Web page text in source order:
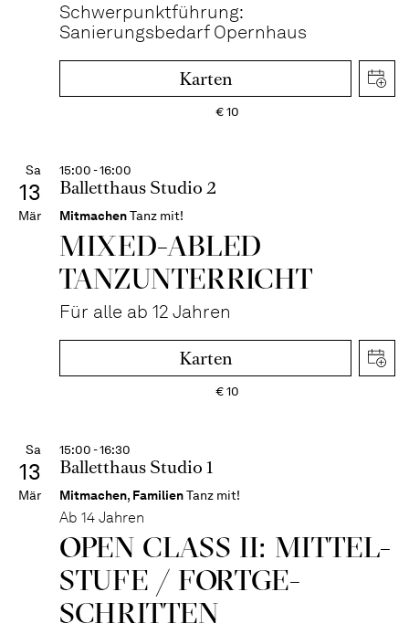
Schwerpunktführung:
Sanierungsbedarf Opernhaus
Karten
€10
Sa
13
Mär
15:00 - 16:00
Balletthaus Studio 2
MitmachenTanz mit!
MIXED-­ABLED
TANZ­UNTER­RICHT
Für alle ab 12 Jahren
Karten
€10
Sa
13
Mär
15:00 - 16:30
Balletthaus Studio 1
Mitmachen, FamilienTanz mit!
Ab 14 Jahren
OPEN CLASS II: MITTEL­
STUFE / FORT­GE­
SCHRITTEN